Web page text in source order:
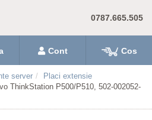
0787.665.505
Cont Cos
server
Placi extensie
ThinkStation P500/P510, 502-002052-